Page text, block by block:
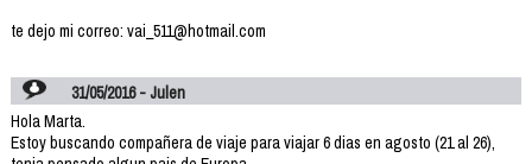
te dejo mi correo: vai_511@hotmail.com
31/05/2016 - Julen
Hola Marta.
Estoy buscando compañera de viaje para viajar 6 dias en agosto (21 al 26),